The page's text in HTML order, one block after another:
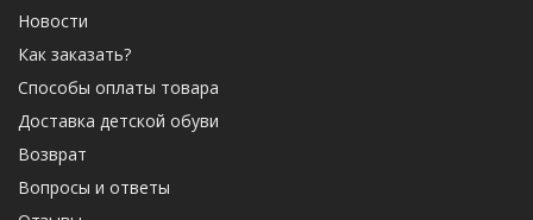
Новости
Как заказать?
Способы оплаты товара
Доставка детской обуви
Возврат
Вопросы и ответы